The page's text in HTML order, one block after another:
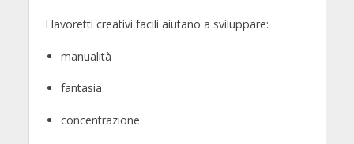
I lavoretti creativi facili aiutano a sviluppare:
manualità
fantasia
concentrazione